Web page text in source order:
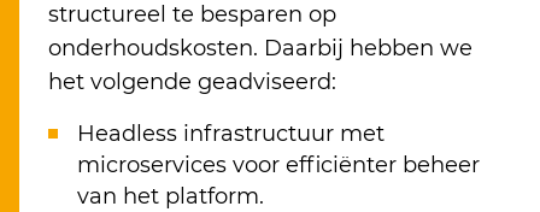
structureel te besparen op
onderhoudskosten. Daarbij hebben we
het volgende geadviseerd:
Headless infrastructuur met
microservices voor efficiënter beheer
van het platform.